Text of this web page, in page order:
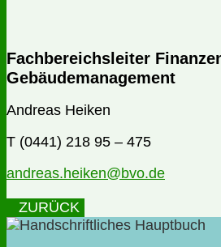
Fachbereichsleiter
Gebäudemanagement
Andreas Heiken
T (0441) 218 95 – 475
andreas.heiken@bvo.de
ZURÜCK